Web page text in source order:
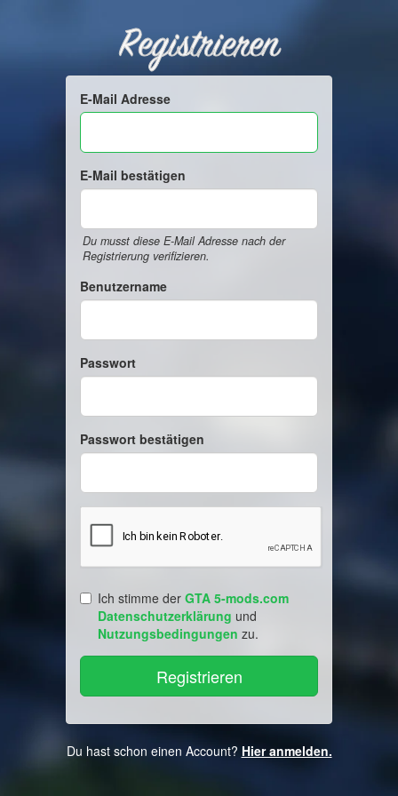
Registrieren
E-Mail Adresse
E-Mail bestätigen
Du musst diese E-Mail Adresse nach der
Registrierung verifizieren.
Benutzername
Passwort
Passwort bestätigen
Ich stimme der GTA 5-mods.com
Datenschutzerklärung und
Nutzungsbedingungen zu.
Du hast schon einen Account? Hier anmelden.